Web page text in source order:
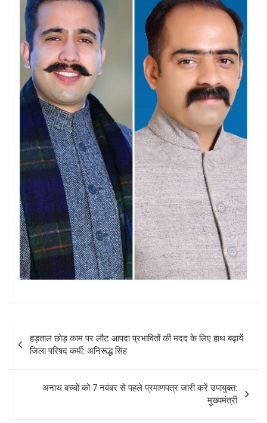
navigation
हड़ताल छोड़ काम पर लौट आपदा प्रभावितों की मदद के लिए हाथ बढ़ायें
जिला परिषद कर्मी: अनिरूद्ध सिंह
अनाथ बच्चों को 7 नवंबर से पहले प्रमाणपत्र जारी करें उपायुक्त:
मुख्यमंत्री